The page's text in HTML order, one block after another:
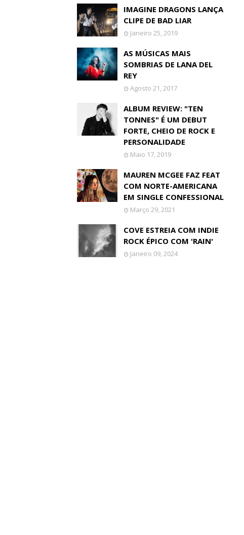
IMAGINE DRAGONS LANÇA
CLIPE DE BAD LIAR
Janeiro 25, 2019
AS MÚSICAS MAIS
SOMBRIAS DE LANA DEL
REY
Agosto 21, 2017
ALBUM REVIEW: "TEN
TONNES" É UM DEBUT
FORTE, CHEIO DE ROCK E
PERSONALIDADE
Maio 17, 2019
MAUREN MCGEE FAZ FEAT
COM NORTE-AMERICANA
EM SINGLE CONFESSIONAL
Março 29, 2021
COVE ESTREIA COM INDIE
ROCK ÉPICO COM 'RAIN'
Janeiro 09, 2024